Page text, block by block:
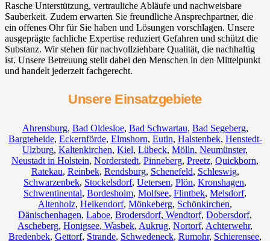
Rasche Unterstützung, vertrauliche Abläufe und nachweisbare
Sauberkeit. Zudem erwarten Sie freundliche Ansprechpartner, die
ein offenes Ohr für Sie haben und Lösungen vorschlagen. Unsere
ausgeprägte fachliche Expertise reduziert Gefahren und schützt die
Substanz. Wir stehen für nachvollziehbare Qualität, die nachhaltig
ist. Unsere Betreuung stellt dabei den Menschen in den Mittelpunkt
und handelt jederzeit fachgerecht.
Unsere Einsatzgebiete
Ahrensburg, Bad Oldesloe, Bad Schwartau, Bad Segeberg,
Bargteheide, Eckernförde, Elmshorn, Eutin, Halstenbek, Henstedt-
Ulzburg, Kaltenkirchen, Kiel, Lübeck, Mölln, Neumünster,
Neustadt in Holstein, Norderstedt, Pinneberg, Preetz, Quickborn,
Ratekau, Reinbek, Rendsburg, Schenefeld, Schleswig,
Schwarzenbek, Stockelsdorf, Uetersen, Plön, Kronshagen,
Schwentinental, Bordesholm, Molfsee, Flintbek, Melsdorf,
Altenholz, Heikendorf, Mönkeberg, Schönkirchen,
Dänischenhagen, Laboe, Brodersdorf, Wendtorf, Dobersdorf,
Ascheberg, Honigsee, Wasbek, Aukrug, Nortorf, Achterwehr,
Bredenbek, Gettorf, Strande, Schwedeneck, Rumohr, Schierensee,